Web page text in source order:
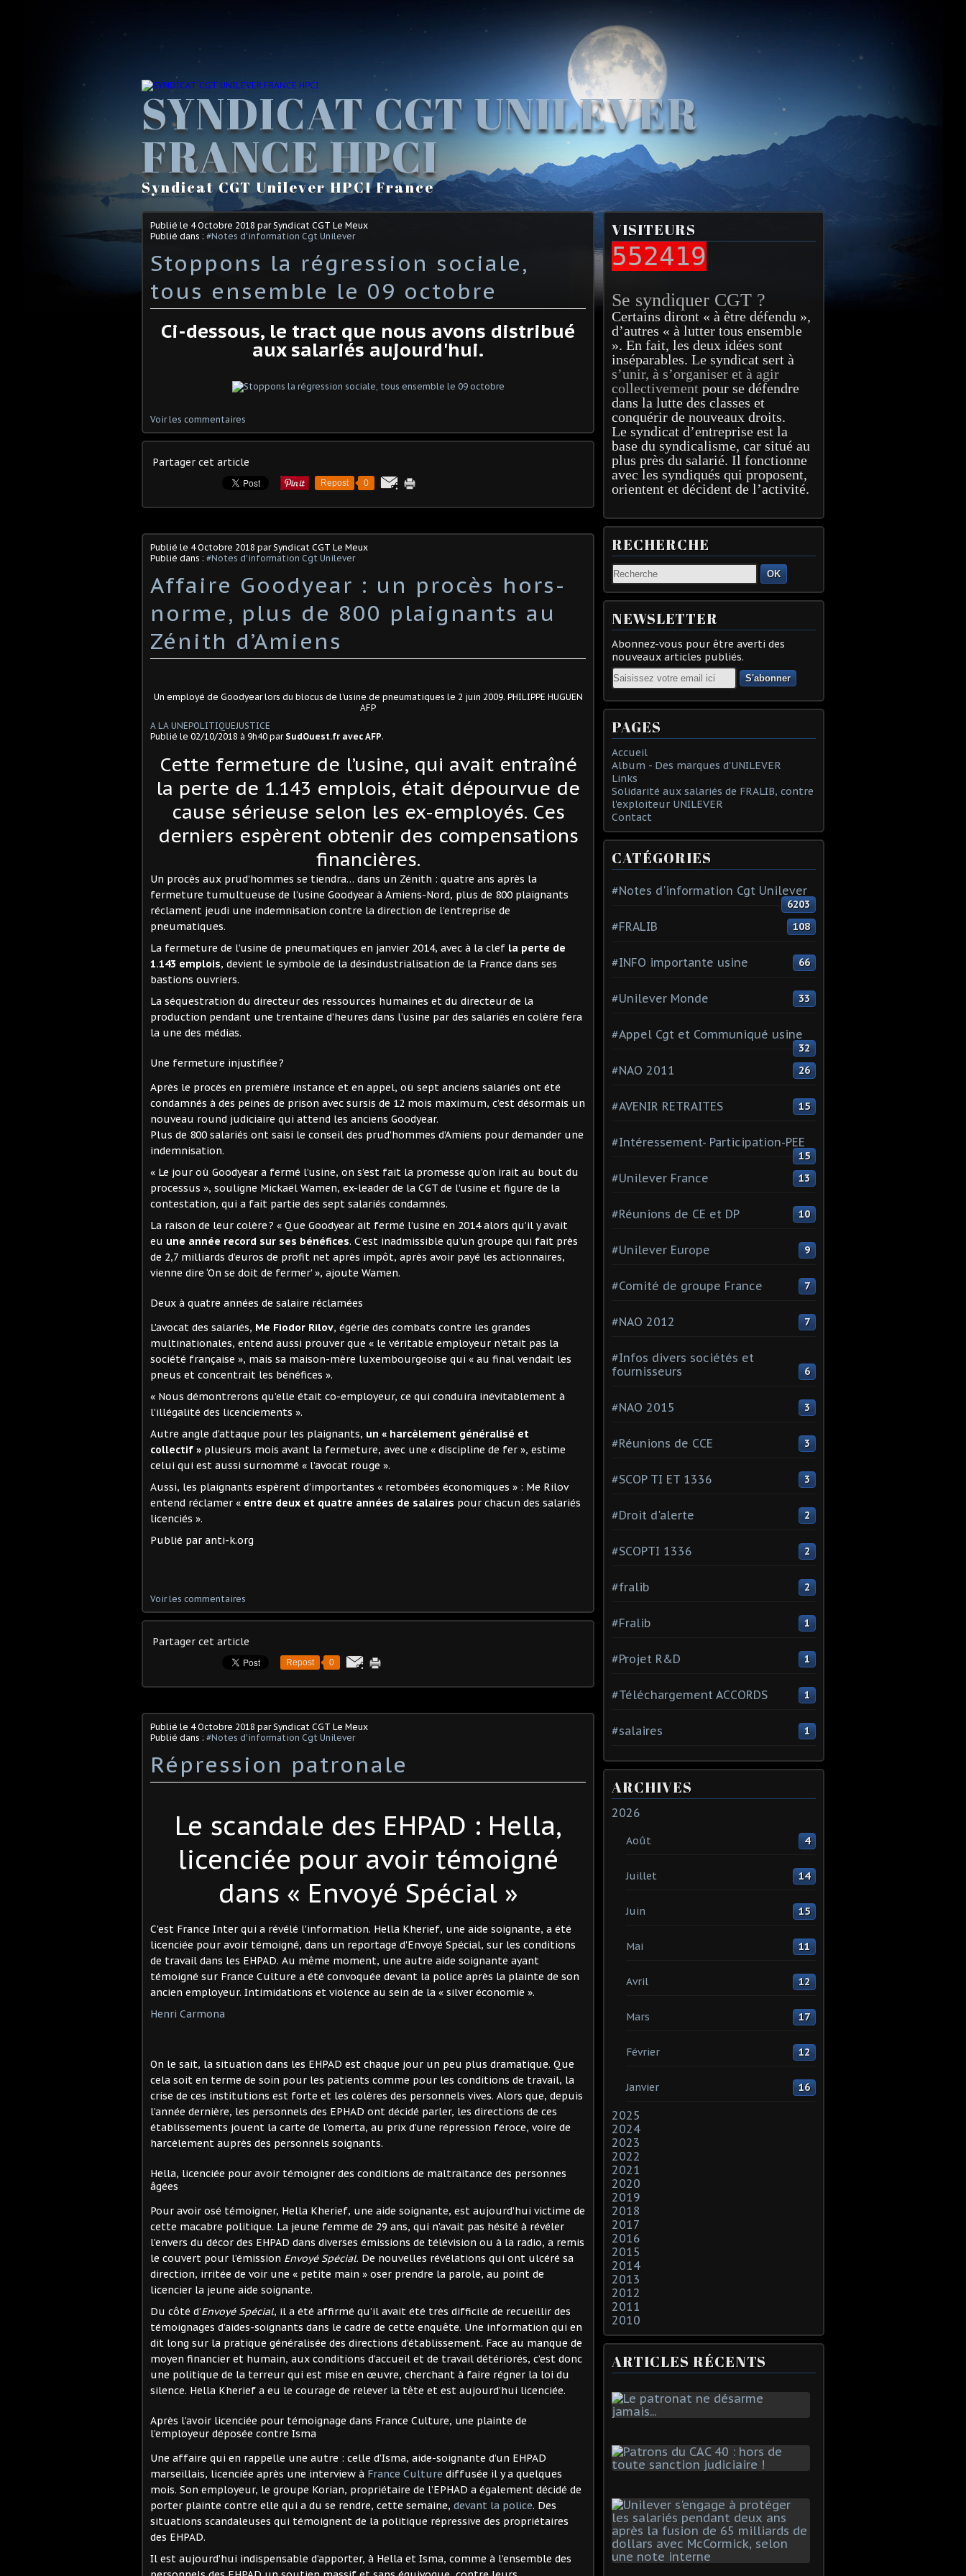
SYNDICAT CGT UNILEVER
FRANCE HPCI
Syndicat CGT Unilever HPCI France
Publié le 4 Octobre 2018 par Syndicat CGT Le Meux
Publié dans : #Notes d'information Cgt Unilever
Stoppons la régression sociale,
tous ensemble le 09 octobre
Ci-dessous, le tract que nous avons distribué
aux salariés aujourd'hui.
Voir les commentaires
Partager cet article
Repost 0
Publié le 4 Octobre 2018 par Syndicat CGT Le Meux
Publié dans : #Notes d'information Cgt Unilever
Affaire Goodyear : un procès hors-
norme, plus de 800 plaignants au
Zénith d’Amiens
Un employé de Goodyear lors du blocus de l'usine de pneumatiques le 2 juin 2009. PHILIPPE HUGUEN
AFP
A LA UNEPOLITIQUEJUSTICE
Publié le 02/10/2018 à 9h40 par SudOuest.fr avec AFP.
Cette fermeture de l’usine, qui avait entraîné
la perte de 1.143 emplois, était dépourvue de
cause sérieuse selon les ex-employés. Ces
derniers espèrent obtenir des compensations
financières.
Un procès aux prud’hommes se tiendra… dans un Zénith : quatre ans après la
fermeture tumultueuse de l’usine Goodyear à Amiens-Nord, plus de 800 plaignants
réclament jeudi une indemnisation contre la direction de l’entreprise de
pneumatiques.
La fermeture de l’usine de pneumatiques en janvier 2014, avec à la clef la perte de
1.143 emplois, devient le symbole de la désindustrialisation de la France dans ses
bastions ouvriers.
La séquestration du directeur des ressources humaines et du directeur de la
production pendant une trentaine d’heures dans l’usine par des salariés en colère fera
la une des médias.
Une fermeture injustifiée ?
Après le procès en première instance et en appel, où sept anciens salariés ont été
condamnés à des peines de prison avec sursis de 12 mois maximum, c’est désormais un
nouveau round judiciaire qui attend les anciens Goodyear.
Plus de 800 salariés ont saisi le conseil des prud’hommes d’Amiens pour demander une
indemnisation.
« Le jour où Goodyear a fermé l’usine, on s’est fait la promesse qu’on irait au bout du
processus », souligne Mickaël Wamen, ex-leader de la CGT de l’usine et figure de la
contestation, qui a fait partie des sept salariés condamnés.
La raison de leur colère ? « Que Goodyear ait fermé l’usine en 2014 alors qu’il y avait
eu une année record sur ses bénéfices. C’est inadmissible qu’un groupe qui fait près
de 2,7 milliards d’euros de profit net après impôt, après avoir payé les actionnaires,
vienne dire ‘On se doit de fermer’ », ajoute Wamen.
Deux à quatre années de salaire réclamées
L’avocat des salariés, Me Fiodor Rilov, égérie des combats contre les grandes
multinationales, entend aussi prouver que « le véritable employeur n’était pas la
société française », mais sa maison-mère luxembourgeoise qui « au final vendait les
pneus et concentrait les bénéfices ».
« Nous démontrerons qu’elle était co-employeur, ce qui conduira inévitablement à
l’illégalité des licenciements ».
Autre angle d’attaque pour les plaignants, un « harcèlement généralisé et
collectif » plusieurs mois avant la fermeture, avec une « discipline de fer », estime
celui qui est aussi surnommé « l’avocat rouge ».
Aussi, les plaignants espèrent d’importantes « retombées économiques » : Me Rilov
entend réclamer « entre deux et quatre années de salaires pour chacun des salariés
licenciés ».
Publié par anti-k.org
Voir les commentaires
Partager cet article
Repost 0
Publié le 4 Octobre 2018 par Syndicat CGT Le Meux
Publié dans : #Notes d'information Cgt Unilever
Répression patronale
Le scandale des EHPAD : Hella,
licenciée pour avoir témoigné
dans « Envoyé Spécial »
C'est France Inter qui a révélé l'information. Hella Kherief, une aide soignante, a été
licenciée pour avoir témoigné, dans un reportage d'Envoyé Spécial, sur les conditions
de travail dans les EHPAD. Au même moment, une autre aide soignante ayant
témoigné sur France Culture a été convoquée devant la police après la plainte de son
ancien employeur. Intimidations et violence au sein de la « silver économie ».
Henri Carmona
On le sait, la situation dans les EHPAD est chaque jour un peu plus dramatique. Que
cela soit en terme de soin pour les patients comme pour les conditions de travail, la
crise de ces institutions est forte et les colères des personnels vives. Alors que, depuis
l’année dernière, les personnels des EPHAD ont décidé parler, les directions de ces
établissements jouent la carte de l’omerta, au prix d’une répression féroce, voire de
harcèlement auprès des personnels soignants.
Hella, licenciée pour avoir témoigner des conditions de maltraitance des personnes
âgées
Pour avoir osé témoigner, Hella Kherief, une aide soignante, est aujourd’hui victime de
cette macabre politique. La jeune femme de 29 ans, qui n’avait pas hésité à révéler
l’envers du décor des EHPAD dans diverses émissions de télévision ou à la radio, a remis
le couvert pour l’émission Envoyé Spécial. De nouvelles révélations qui ont ulcéré sa
direction, irritée de voir une « petite main » oser prendre la parole, au point de
licencier la jeune aide soignante.
Du côté d’Envoyé Spécial, il a été affirmé qu’il avait été très difficile de recueillir des
témoignages d’aides-soignants dans le cadre de cette enquête. Une information qui en
dit long sur la pratique généralisée des directions d’établissement. Face au manque de
moyen financier et humain, aux conditions d’accueil et de travail détériorés, c’est donc
une politique de la terreur qui est mise en œuvre, cherchant à faire régner la loi du
silence. Hella Kherief a eu le courage de relever la tête et est aujourd’hui licenciée.
Après l’avoir licenciée pour témoignage dans France Culture, une plainte de
l’employeur déposée contre Isma
Une affaire qui en rappelle une autre : celle d’Isma, aide-soignante d’un EHPAD
marseillais, licenciée après une interview à France Culture diffusée il y a quelques
mois. Son employeur, le groupe Korian, propriétaire de l’EPHAD a également décidé de
porter plainte contre elle qui a du se rendre, cette semaine, devant la police. Des
situations scandaleuses qui témoignent de la politique répressive des propriétaires
des EHPAD.
Il est aujourd’hui indispensable d’apporter, à Hella et Isma, comme à l’ensemble des
VISITEURS
552419
Se syndiquer CGT ?
Certains diront « à être défendu »,
d’autres « à lutter tous ensemble
». En fait, les deux idées sont
inséparables. Le syndicat sert à
s’unir, à s’organiser et à agir
collectivement pour se défendre
dans la lutte des classes et
conquérir de nouveaux droits.
Le syndicat d’entreprise est la
base du syndicalisme, car situé au
plus près du salarié. Il fonctionne
avec les syndiqués qui proposent,
orientent et décident de l’activité.
RECHERCHE
OK
NEWSLETTER
Abonnez-vous pour être averti des
nouveaux articles publiés.
Email
PAGES
Accueil
Album - Des marques d'UNILEVER
Links
Solidarité aux salariés de FRALIB, contre
l'exploiteur UNILEVER
Contact
CATÉGORIES
#Notes d'information Cgt Unilever
6203
#FRALIB 108
#INFO importante usine 66
#Unilever Monde 33
#Appel Cgt et Communiqué usine
32
#NAO 2011 26
#AVENIR RETRAITES 15
#Intéressement- Participation-PEE
15
#Unilever France 13
#Réunions de CE et DP 10
#Unilever Europe 9
#Comité de groupe France 7
#NAO 2012 7
#Infos divers sociétés et
fournisseurs
6
#NAO 2015 3
#Réunions de CCE 3
#SCOP TI ET 1336 3
#Droit d'alerte 2
#SCOPTI 1336 2
#fralib 2
#Fralib 1
#Projet R&D 1
#Téléchargement ACCORDS 1
#salaires 1
ARCHIVES
2026
Août 4
Juillet 14
Juin 15
Mai 11
Avril 12
Mars 17
Février 12
Janvier 16
2025
2024
2023
2022
2021
2020
2019
2018
2017
2016
2015
2014
2013
2012
2011
2010
ARTICLES RÉCENTS